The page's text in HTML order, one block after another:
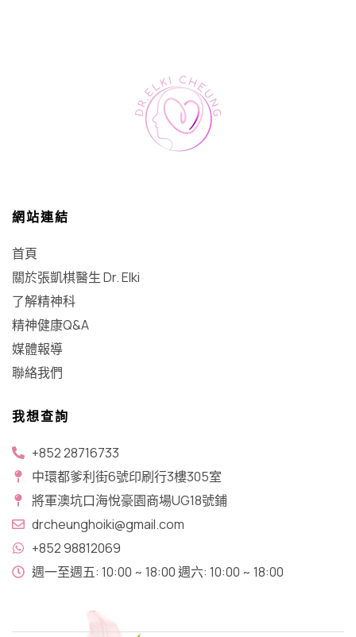
網站連結
首頁
關於張凱棋醫生 Dr. Elki
了解精神科
精神健康Q&A
媒體報導
聯絡我們
我想查詢
+852 28716733
中環都爹利街6號印刷行3樓305室
將軍澳坑口​海悅豪園商場UG18號鋪
drcheunghoiki@gmail.com
+852 98812069
週一至週五: 10:00 ~ 18:00 週六: 10:00 ~ 18:00